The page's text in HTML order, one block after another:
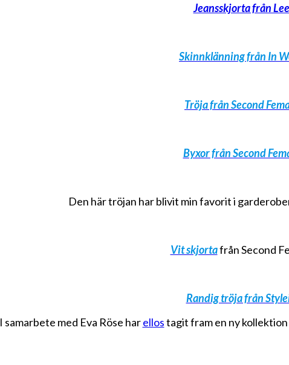
Jeansskjorta från Lee
Skinnklänning från In
Tröja från Second
Byxor från Second
Den här tröjan har blivit min favorit i
Vit skjortafrån Second
Randig tröja från
I samarbete med Eva Röse harellostagit fram en ny